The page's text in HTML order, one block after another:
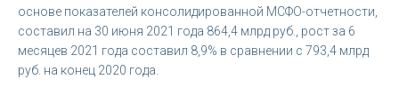
основе показателей консолидированной МСФО-отчетности,
составил на 30 июня 2021 года 864,4 млрд руб., рост за 6
месяцев 2021 года составил 8,9% в сравнении с 793,4 млрд
руб. на конец 2020 года.